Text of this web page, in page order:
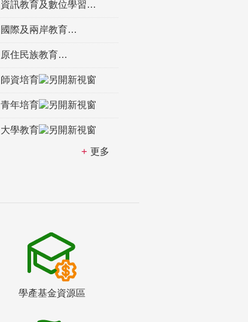
資訊教育及數位學習
國際及兩岸教育
原住民族教育
師資培育
青年培育
大學教育
更多
學產基金資源區